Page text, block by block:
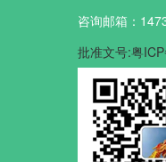
咨询邮箱：
批准文号:粤